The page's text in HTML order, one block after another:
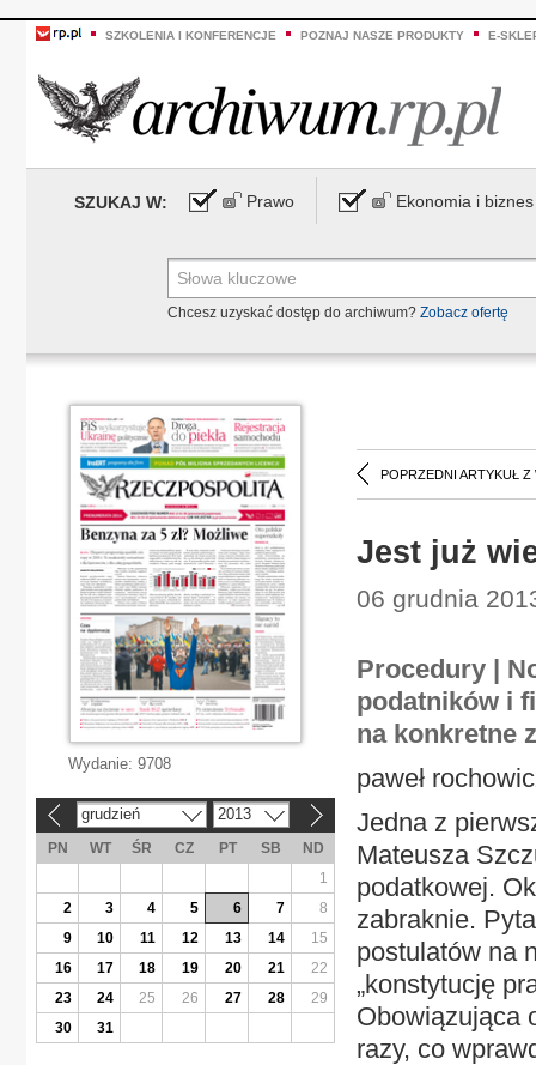
SZKOLENIA I KONFERENCJE POZNAJ NASZE PRODUKTY E-
SZUKAJ W: Prawo Ekonomia i biznes
Chcesz uzyskać dostęp do archiwum? Zobacz ofertę
POPRZEDNI ARTYKUŁ Z
Jest już
06 grudnia
Procedury |
podatników i
na konkretne
paweł
Jedna z
Mateusza
podatkowej.
zabraknie.
postulatów na
„konstytucję
Obowiązująca
razy, co
Wydanie: 9708
grudzień 2013
PN WT ŚR CZ PT SB
ND
1
2
3 4 5 6 7
8
9
10 11 12 13 14
15
16
17 18 19 20 21
22
23
24 25 26 27 28
29
30
31